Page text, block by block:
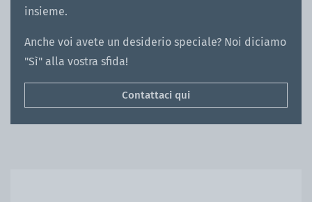
insieme.
Anche voi avete un desiderio speciale? Noi diciamo
"Sì" alla vostra sfida!
Contattaci qui